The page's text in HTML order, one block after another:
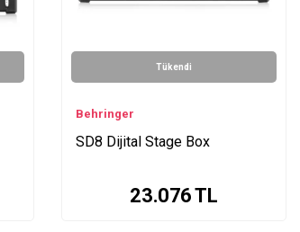
Tükendi
Behringer
SD8 Dijital Stage Box
23.076TL